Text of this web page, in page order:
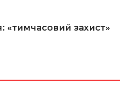
«тимчасовий захист»